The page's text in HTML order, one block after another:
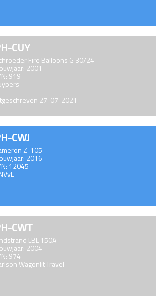
CUY
Fire Balloons G 30/24
2001
N: 919
27-07-2021
CWJ
Z-105
2016
N: 12045
CWT
LBL 150A
2004
N: 974
Wagonlit Travel